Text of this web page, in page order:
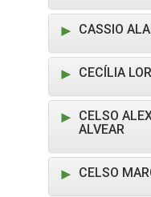
CASSIO
CECÍLIA
CELSO
ALVEAR
CELSO